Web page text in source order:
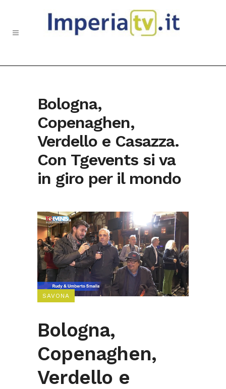
Bologna,
Copenaghen,
Verdello e Casazza.
Con Tgevents si va
in giro per il mondo
SAVONA
Bologna,
Copenaghen,
Verdello e